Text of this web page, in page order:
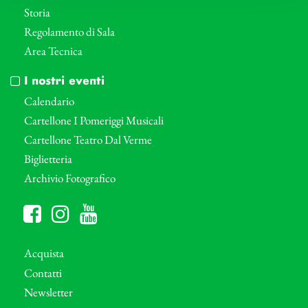
Storia
Regolamento di Sala
Area Tecnica
I nostri eventi
Calendario
Cartellone I Pomeriggi Musicali
Cartellone Teatro Dal Verme
Biglietteria
Archivio Fotografico
Acquista
Contatti
Newsletter